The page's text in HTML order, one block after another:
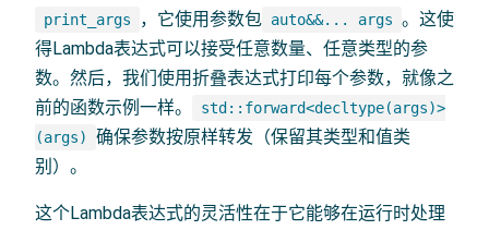
print_args ，它使用参数包 auto&&... args 。这使
得Lambda表达式可以接受任意数量、任意类型的参
数。然后，我们使用折叠表达式打印每个参数，就像之
前的函数示例一样。
std::forward<decltype(args)>
(args)
确保参数按原样转发（保留其类型和值类
别）。
这个Lambda表达式的灵活性在于它能够在运行时处理